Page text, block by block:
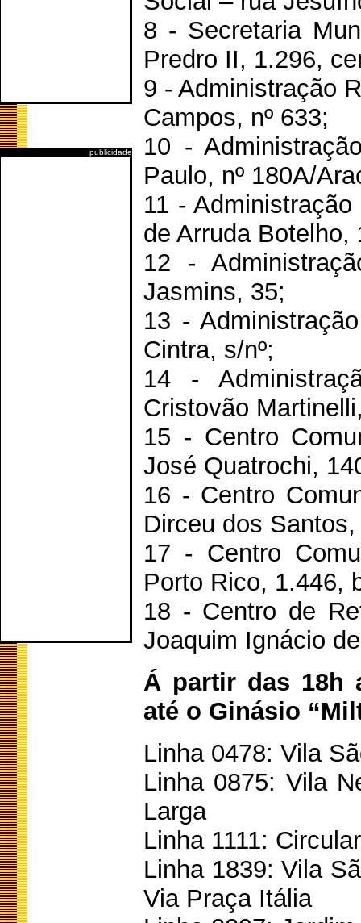
publicidade
8 - Secretaria
Predro II, 1.296,
9 - Administração
Campos, nº 633;
10 -
Paulo, nº 180A/
11 -
de Arruda Botelho,
12 -
Jasmins, 35;
13 -
Cintra, s/nº;
14 -
Cristovão
15 - Centro
José Quatrochi,
16 - Centro
Dirceu dos
17 - Centro
Porto Rico, 1.446,
18 - Centro de
Joaquim Ignácio
Á partir das 18h
até o Ginásio
Linha 0478: Vila
Linha 0875: Vila
Larga
Linha 1111: Circular
Linha 1839: Vila
Via Praça Itália